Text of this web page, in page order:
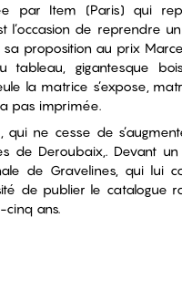
par Item (Paris) qui
l’occasion de reprendre
proposition au prix
gigantesque
la matrice s’expose,
pas imprimée.
qui ne cesse de
de Deroubaix,. Devant
de Gravelines, qui lui
de publier le catalogue
cinq ans.